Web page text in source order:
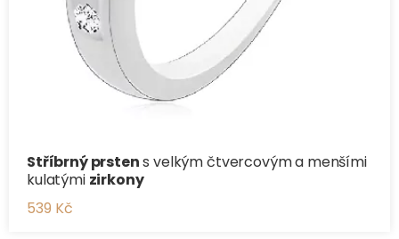
Stříbrný prstens velkým čtvercovým a menšími
kulatými zirkony
539 Kč